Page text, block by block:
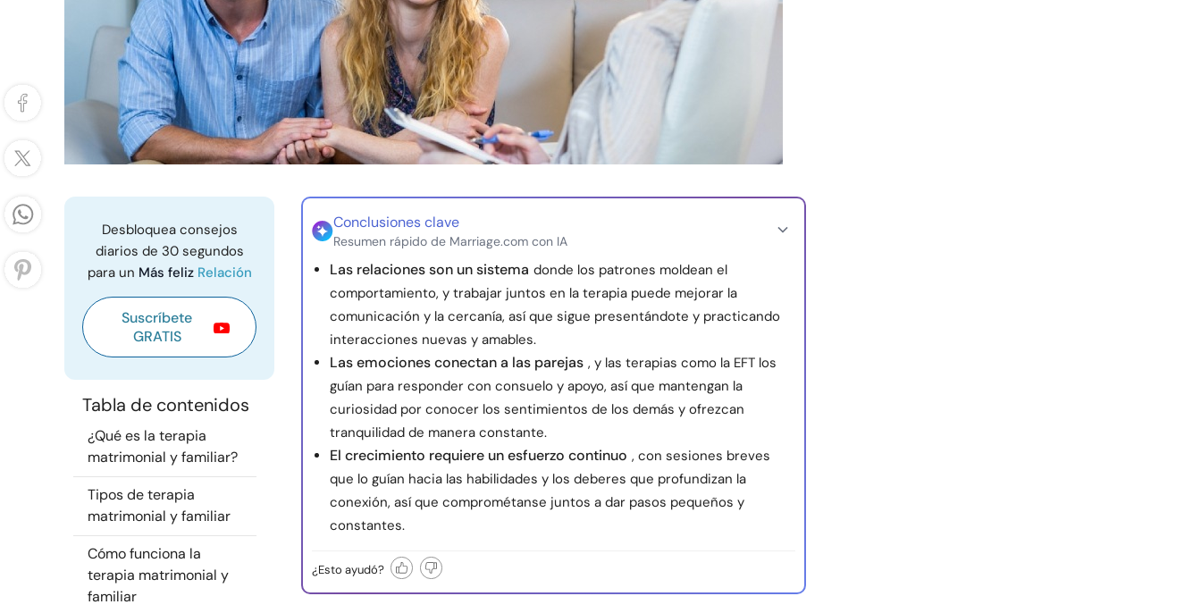
Desbloquea consejos
diarios de 30 segundos
para un Más feliz Relación
Suscríbete
GRATIS
Tabla de contenidos
¿Qué es la terapia
matrimonial y familiar?
Tipos de terapia
matrimonial y familiar
Cómo funciona la
terapia matrimonial y
familiar
Conclusiones clave
Resumen rápido de Marriage.com con IA
Las relaciones son un sistema donde los patrones moldean el
comportamiento, y trabajar juntos en la terapia puede mejorar la
comunicación y la cercanía, así que sigue presentándote y practicando
interacciones nuevas y amables.
Las emociones conectan a las parejas , y las terapias como la EFT los
guían para responder con consuelo y apoyo, así que mantengan la
curiosidad por conocer los sentimientos de los demás y ofrezcan
tranquilidad de manera constante.
El crecimiento requiere un esfuerzo continuo , con sesiones breves
que lo guían hacia las habilidades y los deberes que profundizan la
conexión, así que comprométanse juntos a dar pasos pequeños y
constantes.
¿Esto ayudó?